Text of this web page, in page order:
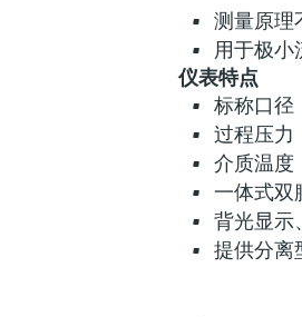
测量原理
用于极小
仪表特点
标称口径
过程压力
介质温度
一体式双
背光显示
提供分离